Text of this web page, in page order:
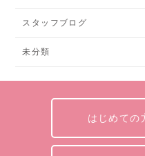
スタッフブログ
未分類
はじめての